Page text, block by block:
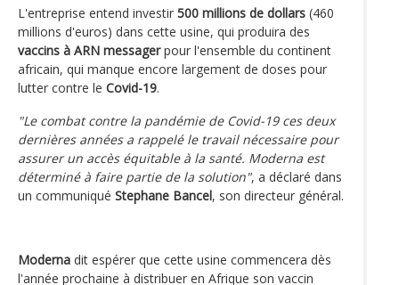
L'entreprise entend investir 500 millions de dollars (460
millions d'euros) dans cette usine, qui produira des
vaccins à ARN messagerpour l'ensemble du continent
africain, qui manque encore largement de doses pour
lutter contre le Covid-19.
"Le combat contre la pandémie de Covid-19 ces deux
dernières années a rappelé le travail nécessaire pour
assurer un accès équitable à la santé. Moderna est
déterminé à faire partie de la solution", a déclaré dans
un communiqué Stephane Bancel, son directeur général.
Moderna dit espérer que cette usine commencera dès
l'année prochaine à distribuer en Afrique son vaccin